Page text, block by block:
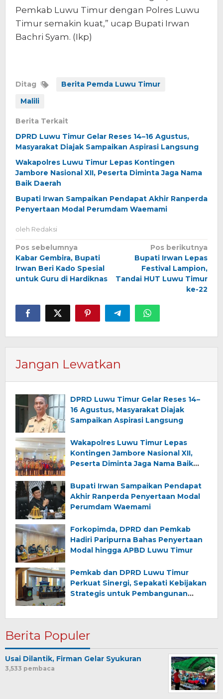
Pemkab Luwu Timur dengan Polres Luwu
Timur semakin kuat,” ucap Bupati Irwan
Bachri Syam. (Ikp)
Ditag
Berita Pemda Luwu Timur
Malili
Berita Terkait
DPRD Luwu Timur Gelar Reses 14–16 Agustus,
Masyarakat Diajak Sampaikan Aspirasi Langsung
Wakapolres Luwu Timur Lepas Kontingen
Jambore Nasional XII, Peserta Diminta Jaga Nama
Baik Daerah
Bupati Irwan Sampaikan Pendapat Akhir Ranperda
Penyertaan Modal Perumdam Waemami
oleh Redaksi
Navigasi
pos
Pos sebelumnya
Kabar Gembira, Bupati
Irwan Beri Kado Spesial
untuk Guru di Hardiknas
Pos berikutnya
Bupati Irwan Lepas
Festival Lampion,
Tandai HUT Luwu Timur
ke-22
Jangan Lewatkan
DPRD Luwu Timur Gelar Reses 14–
16 Agustus, Masyarakat Diajak
Sampaikan Aspirasi Langsung
Wakapolres Luwu Timur Lepas
Kontingen Jambore Nasional XII,
Peserta Diminta Jaga Nama Baik
Bupati Irwan Sampaikan Pendapat
Akhir Ranperda Penyertaan Modal
Perumdam Waemami
Forkopimda, DPRD dan Pemkab
Hadiri Paripurna Bahas Penyertaan
Modal hingga APBD Luwu Timur
Pemkab dan DPRD Luwu Timur
Perkuat Sinergi, Sepakati Kebijakan
Strategis untuk Pembangunan
Berita Populer
Usai Dilantik, Firman Gelar Syukuran
3,533 pembaca